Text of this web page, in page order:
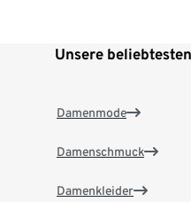
Unsere
Damenmode
Damenschmuck
Damenkleider